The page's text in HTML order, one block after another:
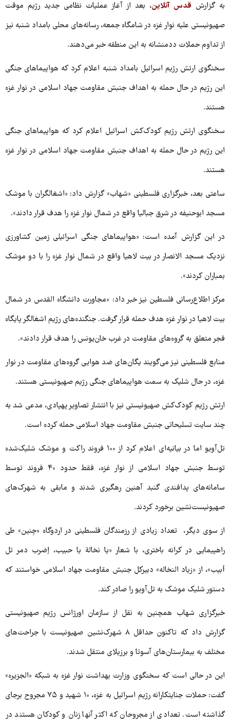
به گزارش قدس آنلاین، بعد از آغاز عملیات نظامی جدید رژیم موقت
صهیونیستی علیه نوار غزه در شامگاه جمعه، رسانه‌های محلی بامداد شنبه نیز
از تداوم حملات ددمنشانه به این منطقه خبر می‌دهند.
سخنگوی ارتش رژیم اسرائیل بامداد شنبه اعلام کرد که هواپیماهای جنگی
این رژیم در حال حمله به اهداف جنبش مقاومت جهاد اسلامی در نوار غزه
هستند.
سخنگوی ارتش رژیم کودک‌کش اسرائیل اعلام کرد که هواپیماهای جنگی
این رژیم در حال حمله به اهداف جنبش مقاومت جهاد اسلامی در نوار غزه
هستند.
ساعتی بعد، خبرگزاری فلسطینی «شهاب» گزارش داد: «اشغالگران با موشک
مسجد ابوحنیفه در شرق جبالیا واقع در شمال نوار غزه را هدف قرار دادند».
در این گزارش آمده است: «هواپیماهای جنگی اسرائیلی زمین کشاورزی
نزدیک مسجد الانصار در بیت لاهیا واقع در شمال نوار غزه را با دو موشک
بمباران کردند».
مرکز اطلاع‌رسانی فلسطین نیز خبر داد: «مجاورت دانشگاه القدس در شمال
بیت لاهیا در نوار غزه هدف حمله قرار گرفت. جنگنده‌های رژیم اشغالگر پایگاه
فجر متعلق به گروه‌های مقاومت در غرب خان‌یونس را هدف قرار دادند».
منابع فلسطینی نیز می‌گویند یگان‌های ضد هوایی گروه‌های مقاومت در نوار
غزه، در حال شلیک به سمت هواپیماهای جنگی رژیم صهیونیستی هستند.
ارتش رژیم کودک‌کش صهیونیستی نیز با انتشار تصاویر پهپادی، مدعی شد به
چند سایت تسلیحاتی جنبش مقاومت جهاد اسلامی حمله کرده است.
تل‌آویو اما در بیانیه‌ای اعلام کرد از ۱۰۰ فروند راکت و موشک شلیک‌شده
توسط جنبش جهاد اسلامی از نوار غزه، فقط حدود ۴۰ فروند توسط
سامانه‌های پدافندی گنبد آهنین رهگیری شدند و مابقی به شهرک‌های
صهیونیست‌نشین برخورد کردند.
از سوی دیگر، تعداد زیادی از رزمندگان فلسطینی در اردوگاه «جِنین» طی
راهپیمایی در کرانه باختری، با شعار «‌‎یا نخالة یا حبیب، إضرب دمر تل
أبیب»، از «زیاد النخاله» دبیرکل جنبش مقاومت جهاد اسلامی خواستند که
دستور شلیک موشک به تل‌آویو را صادر کند.
خبرگزاری شهاب همچنین به نقل از سازمان اورژانس رژیم صهیونیستی
گزارش داد که تاکنون حداقل ۸ شهرک‌نشین صهیونیست با جراحت‌های
مختلف به بیمارستان‌های آسوتا و برزیلای منتقل شدند.
این در حالی است که سخنگوی وزارت بهداشت نوار غزه به شبکه «الجزیره»
گفت: حملات جنایتکارانه رژیم اسرائیل به غزه، ۱۰ شهید و ۷۵ مجروح برجای
گذاشته است. تعدادی از مجروحان که اکثر آنها زنان و کودکان هستند در